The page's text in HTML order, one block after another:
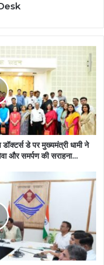
डे पर मुख्यमंत्री धामी ने
और समर्पण की सराहना...